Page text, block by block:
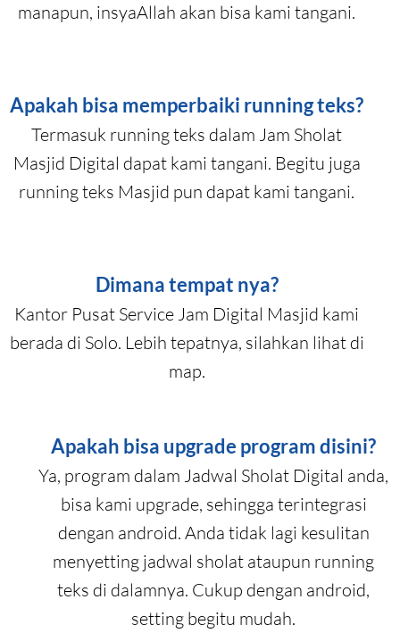
manapun, insyaAllah akan bisa kami tangani.
Apakah bisa memperbaiki running teks?
Termasuk running teks dalam Jam Sholat
Masjid Digital dapat kami tangani. Begitu juga
running teks Masjid pun dapat kami tangani.
Dimana tempat nya?
Kantor Pusat Service Jam Digital Masjid kami
berada di Solo. Lebih tepatnya, silahkan lihat di
map.
Apakah bisa upgrade program disini?
Ya, program dalam Jadwal Sholat Digital anda,
bisa kami upgrade, sehingga terintegrasi
dengan android. Anda tidak lagi kesulitan
menyetting jadwal sholat ataupun running
teks di dalamnya. Cukup dengan android,
setting begitu mudah.